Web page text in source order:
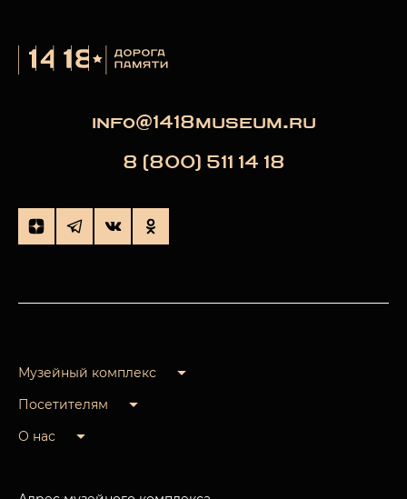
info@1418museum.ru
8 (800) 511 14 18
Музейный комплекс
Посетителям
О нас